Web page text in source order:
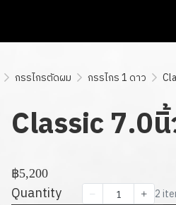
กรรไกรตัดผม กรรไกร 1 ดาว
Classic 7.0
฿5,200
Quantity 2